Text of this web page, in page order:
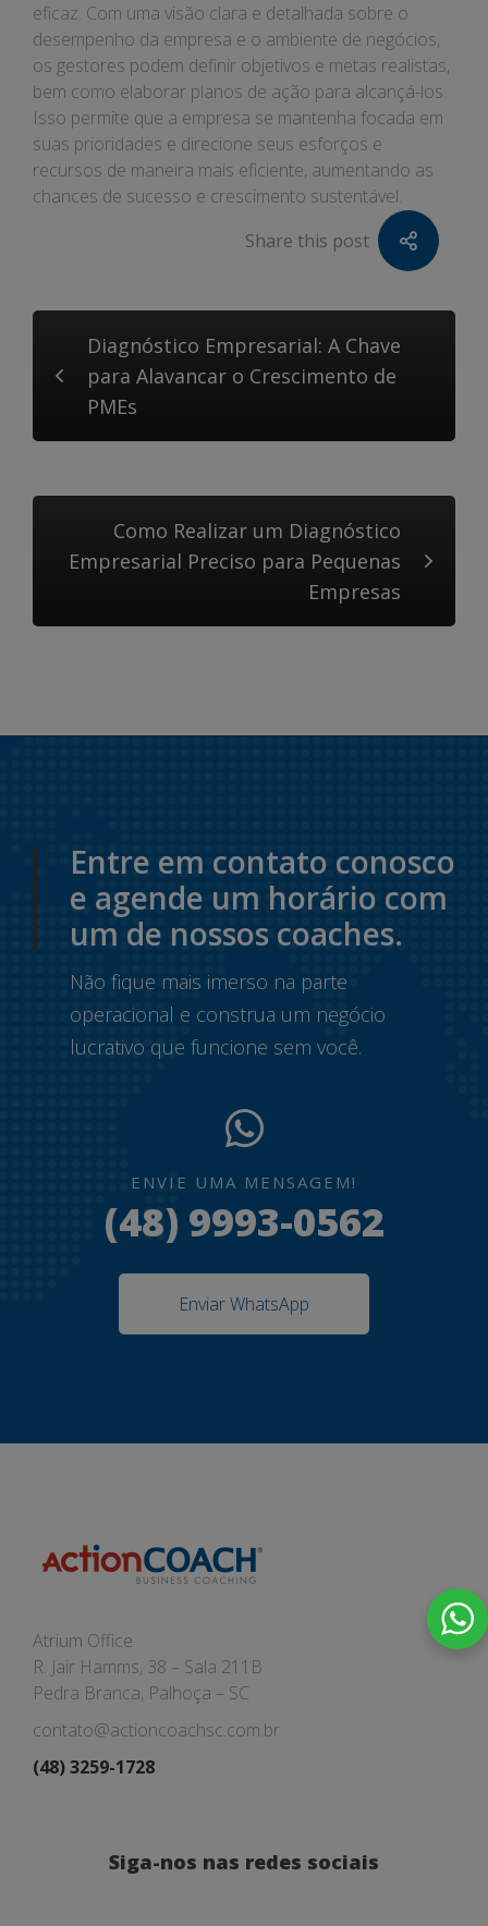
eficaz. Com uma visão clara e detalhada sobre o
desempenho da empresa e o ambiente de negócios,
os gestores podem definir objetivos e metas realistas,
bem como elaborar planos de ação para alcançá-los.
Isso permite que a empresa se mantenha focada em
suas prioridades e direcione seus esforços e
recursos de maneira mais eficiente, aumentando as
chances de sucesso e crescimento sustentável.
Share this post
Diagnóstico Empresarial: A Chave
para Alavancar o Crescimento de
PMEs
Como Realizar um Diagnóstico
Empresarial Preciso para Pequenas
Empresas
Entre em contato conosco
e agende um horário com
um de nossos coaches.
Não fique mais imerso na parte
operacional e construa um negócio
lucrativo que funcione sem você.
ENVIE UMA MENSAGEM!
(48) 9993-0562
Enviar WhatsApp
Atrium Office
R. Jair Hamms, 38 – Sala 211B
Pedra Branca, Palhoça – SC
contato@actioncoachsc.com.br
(48) 3259-1728
Siga-nos nas redes sociais